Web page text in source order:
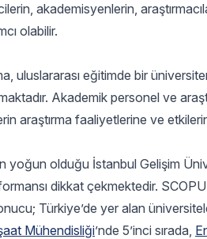
akademisyenlerin,
olabilir.
uluslararası eğitimde bir
Akademik personel ve
araştırma faaliyetlerine ve
yoğun olduğu İstanbul Gelişim
dikkat çekmektedir.
Türkiye’de yer alan
Mühendisliği’nde 5’inci sırada,